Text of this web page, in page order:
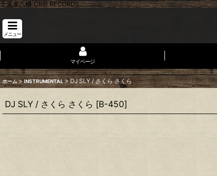
千葉本八幡 CRIB RECORDS
メニュー
マイページ
ホーム > INSTRUMENTAL > DJ SLY / さくら さくら
DJ SLY / さくら さくら [B-450]